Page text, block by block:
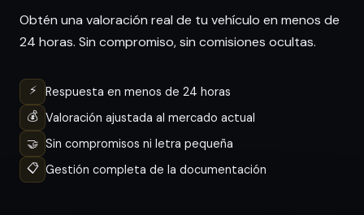
Obtén una valoración real de tu vehículo en menos de
24 horas. Sin compromiso, sin comisiones ocultas.
⚡
Respuesta en menos de 24 horas
💰 Valoración ajustada al mercado actual
🤝 Sin compromisos ni letra pequeña
📋 Gestión completa de la documentación